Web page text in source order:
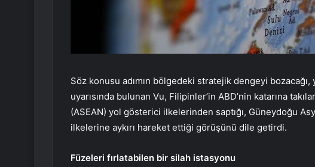
Söz konusu adımın bölgedeki stratejik dengeyi
uyarısında bulunan Vu, Filipinler’in ABD’nin katarına
(ASEAN) yol gösterici ilkelerinden saptığı, Güneydoğu
ilkelerine aykırı hareket ettiği görüşünü dile getirdi.
Füzeleri fırlatabilen bir silah istasyonu